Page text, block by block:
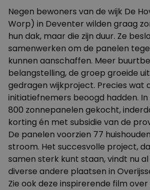
Negen bewoners van de wijk De
Worp) in Deventer wilden graag
hun dak, maar die zijn duur. Ze
samenwerken om de panelen
kunnen aanschaffen. Meer
belangstelling, de groep groeide
gedragen wijkproject. Precies wat
initiatiefnemers beoogd hadden.
800 zonnepanelen gekocht,
korting én met subsidie van de
De panelen voorzien 77
stroom. Het succesvolle project,
samen sterk kunt staan, vindt nu
diverse andere plaatsen in
Zie ook deze inspirerende film over